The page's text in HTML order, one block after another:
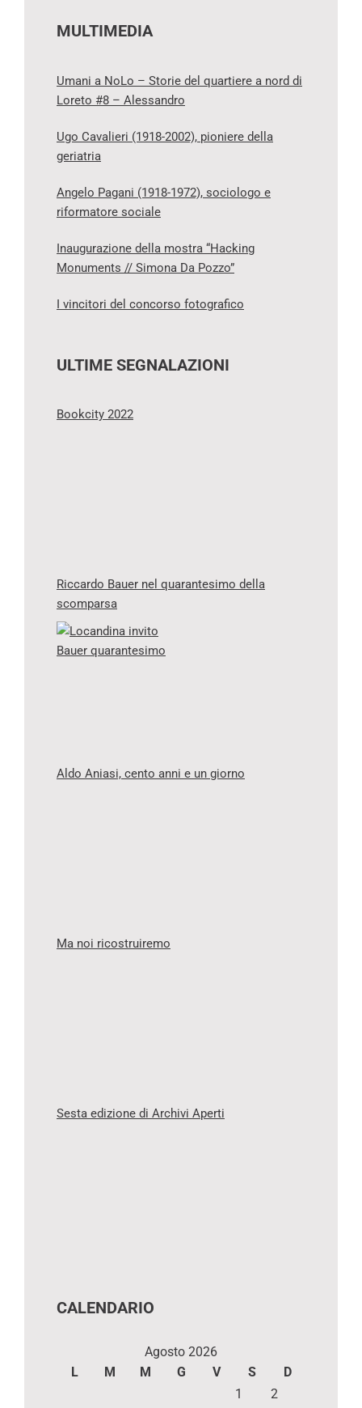
MULTIMEDIA
Umani a NoLo – Storie del quartiere a nord di
Loreto #8 – Alessandro
Ugo Cavalieri (1918-2002), pioniere della
geriatria
Angelo Pagani (1918-1972), sociologo e
riformatore sociale
Inaugurazione della mostra “Hacking
Monuments // Simona Da Pozzo”
I vincitori del concorso fotografico
ULTIME SEGNALAZIONI
Bookcity 2022
Riccardo Bauer nel quarantesimo della
scomparsa
Aldo Aniasi, cento anni e un giorno
Ma noi ricostruiremo
Sesta edizione di Archivi Aperti
CALENDARIO
Agosto 2026
L
M M G V S D
1
2